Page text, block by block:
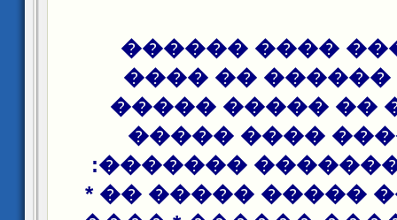
����� ��� ����
������ ������
����� �� ��
����.. ����
������
(�� ���� �� �����